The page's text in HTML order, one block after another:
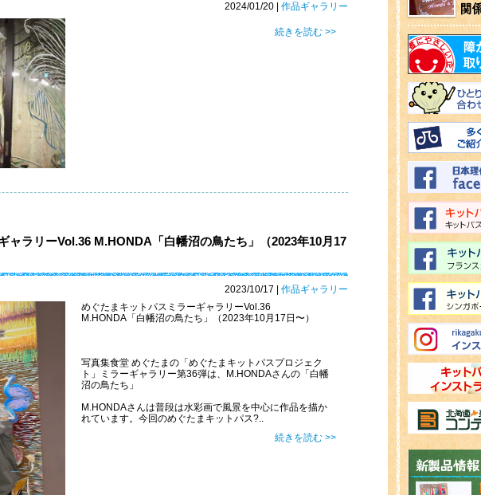
2024/01/20 | 作品ギャラリー
続きを読む >>
ャラリーVol.36 M.HONDA「白幡沼の鳥たち」（2023年10月17
2023/10/17 | 作品ギャラリー
めぐたまキットパスミラーギャラリーVol.36
M.HONDA「白幡沼の鳥たち」（2023年10月17日〜）
写真集食堂 めぐたまの「めぐたまキットパスプロジェク
ト」ミラーギャラリー第36弾は、M.HONDAさんの「白幡
沼の鳥たち」
M.HONDAさんは普段は水彩画で風景を中心に作品を描か
れています。今回のめぐたまキットパス?..
続きを読む >>